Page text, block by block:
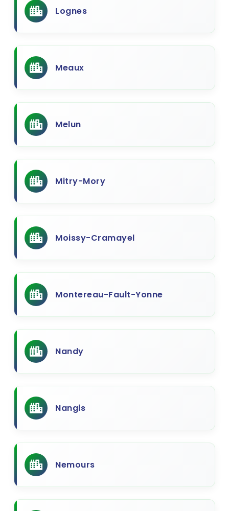
Lognes
Meaux
Melun
Mitry-Mory
Moissy-Cramayel
Montereau-Fault-Yonne
Nandy
Nangis
Nemours